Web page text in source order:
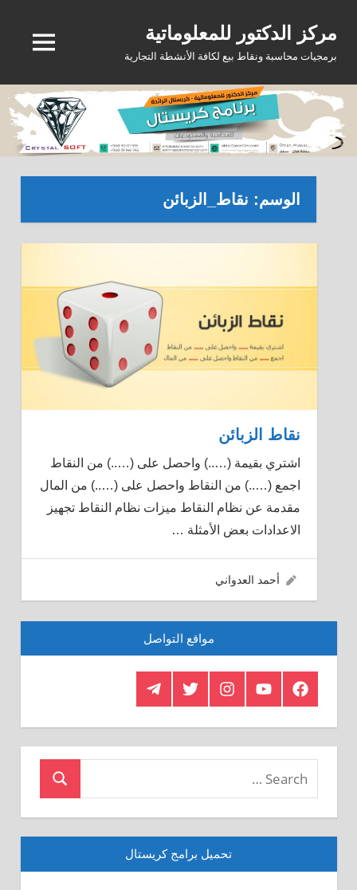
content
مركز الدكتور للمعلوماتية
برمجيات محاسبة ونقاط بيع لكافة الأنشطة التجارية MENU
الوسم: نقاط_الزبائن
نقاط الزبائن
اشتري بقيمة (…..) واحصل على (…..) من النقاط
اجمع (…..) من النقاط واحصل على (…..) من المال
مقدمة عن نظام النقاط ميزات نظام النقاط تجهيز
الاعدادات بعض الأمثلة …
10/02/2019
أحمد العدواني
مواقع التواصل
Facebook
Crystal
Youtube
Insagram
Twitter
Telegram
Search
تحميل برامج كريستال